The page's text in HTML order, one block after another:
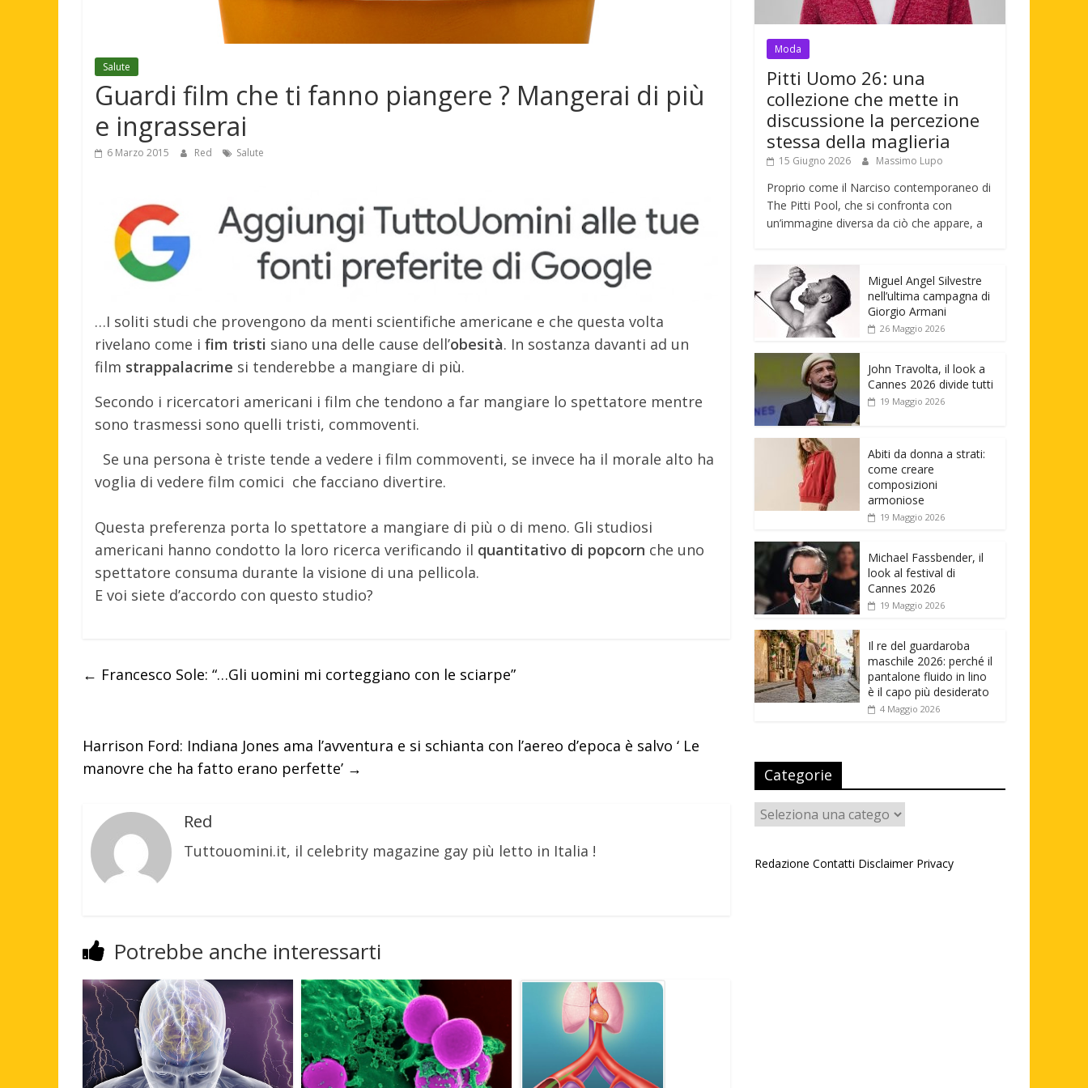
Salute
Guardi film che ti fanno piangere ? Mangerai di più
e ingrasserai
6 Marzo 2015 Red Salute
…I soliti studi che provengono da menti scientifiche americane e che questa volta
rivelano come i fim tristi siano una delle cause dell’obesità. In sostanza davanti ad un
film strappalacrime si tenderebbe a mangiare di più.
Secondo i ricercatori americani i film che tendono a far mangiare lo spettatore mentre
sono trasmessi sono quelli tristi, commoventi.
Se una persona è triste tende a vedere i film commoventi, se invece ha il morale alto ha
voglia di vedere film comici che facciano divertire.
Questa preferenza porta lo spettatore a mangiare di più o di meno. Gli studiosi
americani hanno condotto la loro ricerca verificando il quantitativo di popcorn che uno
spettatore consuma durante la visione di una pellicola.
E voi siete d’accordo con questo studio?
← Francesco Sole: “…Gli uomini mi corteggiano con le sciarpe”
Harrison Ford: Indiana Jones ama l’avventura e si schianta con l’aereo d’epoca è salvo ‘ Le
manovre che ha fatto erano perfette’ →
Red
Tuttouomini.it, il celebrity magazine gay più letto in Italia !
Potrebbe anche interessarti
Moda
Pitti Uomo 26: una
collezione che mette in
discussione la percezione
stessa della maglieria
15 Giugno 2026 Massimo Lupo
Proprio come il Narciso contemporaneo di
The Pitti Pool, che si confronta con
un’immagine diversa da ciò che appare, a
Miguel Angel Silvestre
nell’ultima campagna di
Giorgio Armani
26 Maggio 2026
John Travolta, il look a
Cannes 2026 divide tutti
19 Maggio 2026
Abiti da donna a strati:
come creare
composizioni
armoniose
19 Maggio 2026
Michael Fassbender, il
look al festival di
Cannes 2026
19 Maggio 2026
Il re del guardaroba
maschile 2026: perché il
pantalone fluido in lino
è il capo più desiderato
4 Maggio 2026
Categorie
Categorie
Redazione Contatti Disclaimer Privacy